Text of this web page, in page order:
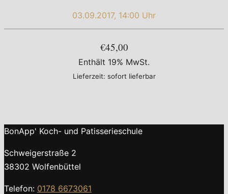
03.09.2017, 14:00 Uhr
€45,00
Enthält 19% MwSt.
Lieferzeit: sofort lieferbar
BonApp' Koch- und Patisserieschule
Schweigerstraße 2
38302 Wolfenbüttel
Telefon: 0178 6673061